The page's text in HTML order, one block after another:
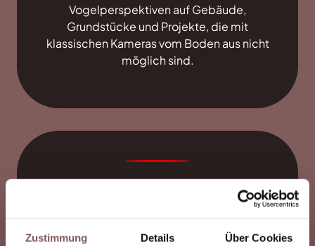
Zustimmung Details Über Cookies
Vogelperspektiven auf Gebäude,
Grundstücke und Projekte, die mit
klassischen Kameras vom Boden aus nicht
möglich sind.
Ideal für Immobilien und Marketing
Hochwertige Drohnenaufnahmen eignen sich
perfekt zur Präsentation von Immobilien,